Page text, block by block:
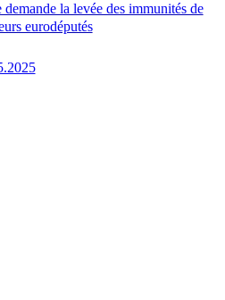
demande la levée des immunités de
eurodéputés